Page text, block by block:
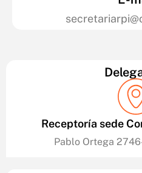
Receptoría sede
Pablo Ortega